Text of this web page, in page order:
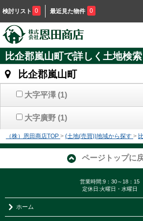
検討リスト 0 最近見た物件 0
比企郡嵐山町で詳しく土地検索
比企郡嵐山町
大字平澤 (1)
大字廣野 (1)
（株）恩田商店TOP > (土地(売買))地域から探す >
ページトップに
営業時間:9：30～18：15
定休日:火曜日・水曜日
ホーム